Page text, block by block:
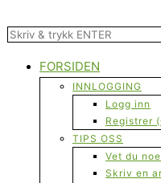
FORSIDEN
INNLOGGING
Logg inn
Registrer
TIPS OSS
Vet du
Skriv en